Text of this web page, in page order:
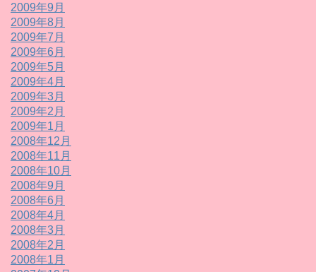
2009年9月
2009年8月
2009年7月
2009年6月
2009年5月
2009年4月
2009年3月
2009年2月
2009年1月
2008年12月
2008年11月
2008年10月
2008年9月
2008年6月
2008年4月
2008年3月
2008年2月
2008年1月